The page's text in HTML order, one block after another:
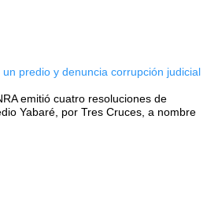
predio y denuncia corrupción judicial
emitió cuatro resoluciones de
Yabaré, por Tres Cruces, a nombre